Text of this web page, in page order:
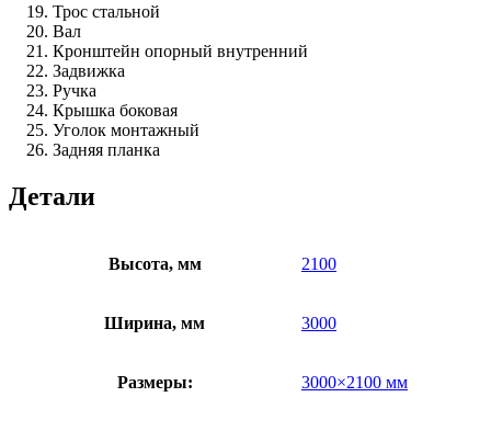
Трос стальной
Вал
Кронштейн опорный внутренний
Задвижка
Ручка
Крышка боковая
Уголок монтажный
Задняя планка
Детали
Высота, мм 2100
Ширина, мм 3000
Размеры: 3000×2100 мм